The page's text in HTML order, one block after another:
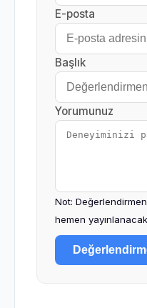
E-posta
Başlık
Yorumunuz
Not:
hemen